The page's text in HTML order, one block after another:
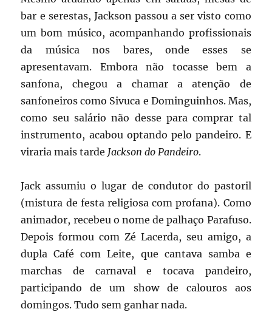
bar e serestas, Jackson passou a ser visto como
um bom músico, acompanhando profissionais
da música nos bares, onde esses se
apresentavam. Embora não tocasse bem a
sanfona, chegou a chamar a atenção de
sanfoneiros como Sivuca e Dominguinhos. Mas,
como seu salário não desse para comprar tal
instrumento, acabou optando pelo pandeiro. E
viraria mais tarde Jackson do Pandeiro.
Jack assumiu o lugar de condutor do pastoril
(mistura de festa religiosa com profana). Como
animador, recebeu o nome de palhaço Parafuso.
Depois formou com Zé Lacerda, seu amigo, a
dupla Café com Leite, que cantava samba e
marchas de carnaval e tocava pandeiro,
participando de um show de calouros aos
domingos. Tudo sem ganhar nada.